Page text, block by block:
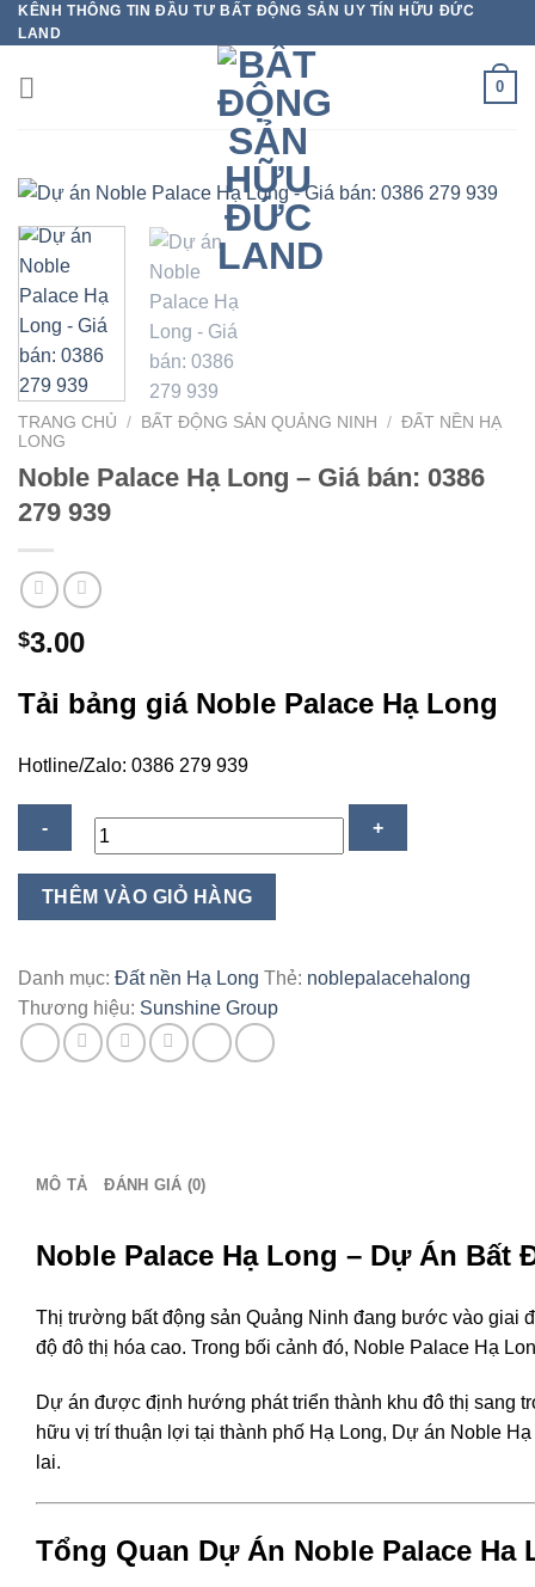
Bỏ
qua
nội
dung
KÊNH THÔNG TIN ĐẦU TƯ BẤT ĐỘNG SẢN UY TÍN HỮU ĐỨC
LAND
0
TRANG CHỦ / BẤT ĐỘNG SẢN QUẢNG NINH / ĐẤT NỀN HẠ
LONG
Noble Palace Hạ Long – Giá bán: 0386
279 939
$3.00
Tải bảng giá Noble Palace Hạ Long
Hotline/Zalo: 0386 279 939
Noble
Long
Giá
bán:
lượng
THÊM VÀO GIỎ HÀNG
Danh mục: Đất nền Hạ Long Thẻ: noblepalacehalong
Thương hiệu: Sunshine Group
MÔ TẢ ĐÁNH GIÁ (0)
Noble Palace Hạ Long – Dự Án Bất
Thị trường bất động sản Quảng Ninh đang bước vào giai
độ đô thị hóa cao. Trong bối cảnh đó, Noble Palace Hạ
Dự án được định hướng phát triển thành khu đô thị sang
hữu vị trí thuận lợi tại thành phố Hạ Long, Dự án Noble
lai.
Tổng Quan Dự Án Noble Palace Ha